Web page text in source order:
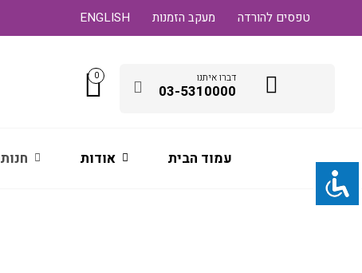
ENGLISH מעקב הזמנות טפסים להורדה
דברו איתנו
03-5310000
0
עמוד הבית אודות חנות